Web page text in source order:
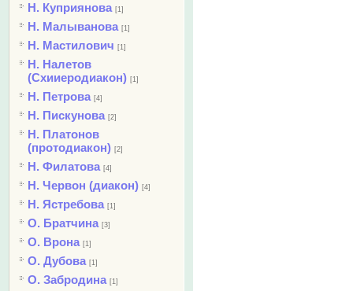
Н. Куприянова [1]
Н. Малыванова [1]
Н. Мастилович [1]
Н. Налетов
(Схииеродиакон) [1]
Н. Петрова [4]
Н. Пискунова [2]
Н. Платонов
(протодиакон) [2]
Н. Филатова [4]
Н. Червон (диакон) [4]
Н. Ястребова [1]
О. Братчина [3]
О. Врона [1]
О. Дубова [1]
О. Забродина [1]